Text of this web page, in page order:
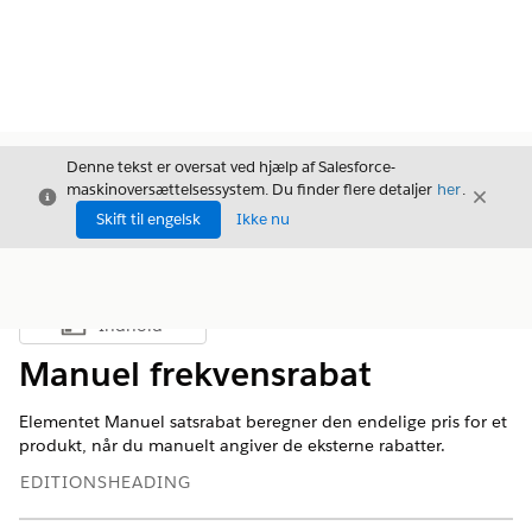
Luk
Denne tekst er oversat ved hjælp af Salesforce-
maskinoversættelsessystem. Du finder flere detaljer her.
Skift til engelsk
Ikke nu
Luk
Vis indholdsfortegnelse
Indhold
Manuel frekvensrabat
Elementet Manuel satsrabat beregner den endelige pris for et
produkt, når du manuelt angiver de eksterne rabatter.
EDITIONSHEADING